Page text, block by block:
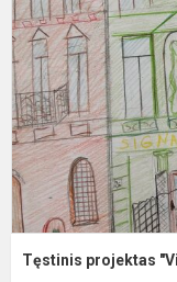
Tęstinis projektas